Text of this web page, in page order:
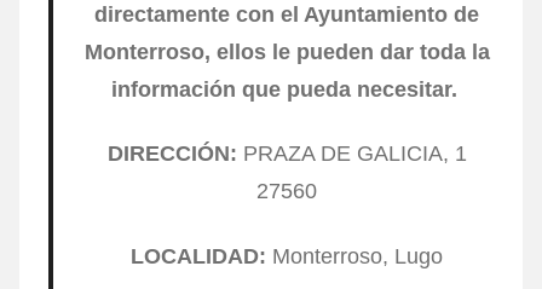
directamente cοn el Ayuntamiento dе
Monterroso, ellos le pueden dar toda la
información quе pueda necesitar.
DIRECCIÓN: PRAZA DE GALICIA, 1
27560
LOCALIDAD: Monterroso, Lugo